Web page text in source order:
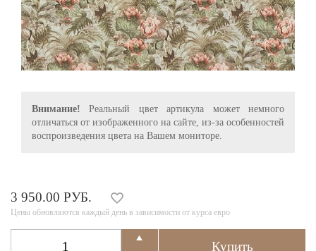
Внимание! Реальный цвет артикула может немного
отличаться от изображенного на сайте, из-за особенностей
воспроизведения цвета на Вашем мониторе.
3 950.00 РУБ.
Цены обновляются каждый день в зависимости от курса евро